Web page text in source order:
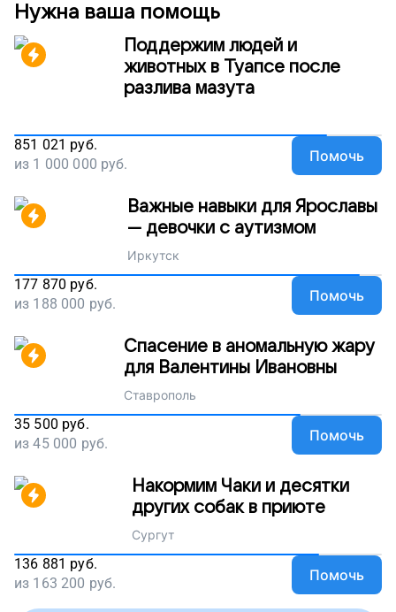
Нужна ваша помощь
Поддержим людей и
животных в Туапсе после
разлива мазута
851 021 руб.
из 1 000 000 руб. Помочь
Важные навыки для Ярославы
— девочки с аутизмом
Иркутск
177 870 руб.
из 188 000 руб. Помочь
Спасение в аномальную жару
для Валентины Ивановны
Ставрополь
35 500 руб.
из45 000 руб. Помочь
Накормим Чаки и десятки
других собак в приюте
Сургут
136 881 руб.
из 163 200 руб. Помочь